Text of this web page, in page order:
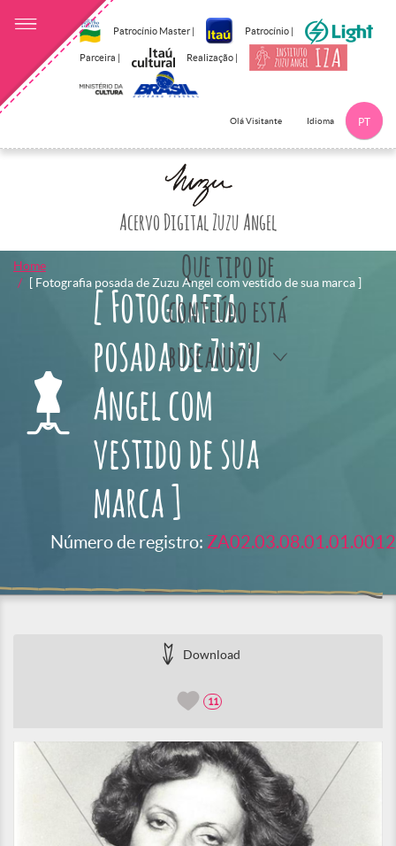
Patrocínio Master | Patrocínio |
Parceira | Realização |
Olá Visitante Idioma PT
Acervo Digital Zuzu Angel
Que tipo de
conteúdo está
buscando?
Home
[ Fotografia posada de Zuzu Angel com vestido de sua marca ]
[ Fotografia
posada de Zuzu
Angel com
vestido de sua
marca ]
Número de registro: ZA02.03.08.01.01.0012
Download
11